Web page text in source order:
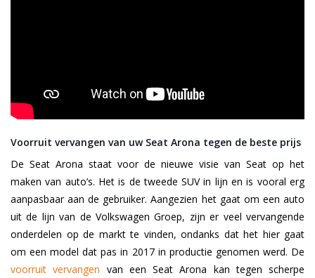
Voorruit vervangen van uw Seat Arona tegen de beste prijs
De Seat Arona staat voor de nieuwe visie van Seat op het
maken van auto’s. Het is de tweede SUV in lijn en is vooral erg
aanpasbaar aan de gebruiker. Aangezien het gaat om een auto
uit de lijn van de Volkswagen Groep, zijn er veel vervangende
onderdelen op de markt te vinden, ondanks dat het hier gaat
om een model dat pas in 2017 in productie genomen werd. De
voorruit vervangen van een Seat Arona kan tegen scherpe